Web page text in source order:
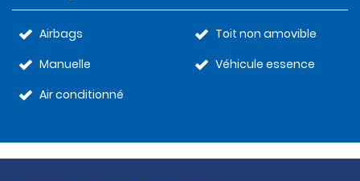
Airbags
Manuelle
Air conditionné
Toit non amovible
Véhicule essence